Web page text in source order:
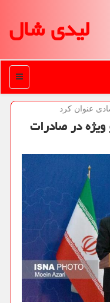
لیدی شال
منو
عنوان كرد
و ویژه در صادرات